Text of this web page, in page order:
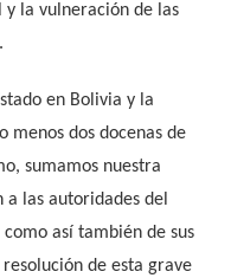
la vulneración de las
en Bolivia y la
menos dos docenas de
sumamos nuestra
a las autoridades del
así también de sus
de esta grave